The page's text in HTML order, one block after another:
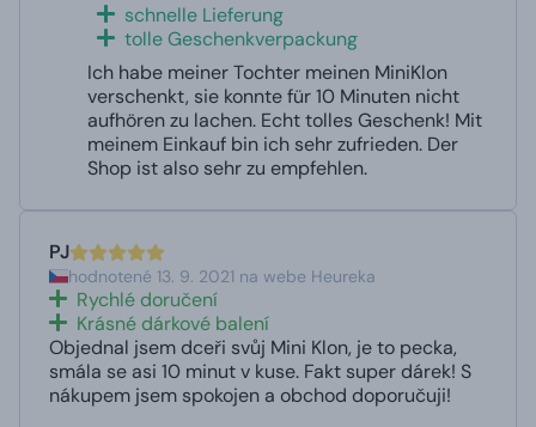
schnelle Lieferung
tolle Geschenkverpackung
Ich habe meiner Tochter meinen MiniKlon
verschenkt, sie konnte für 10 Minuten nicht
aufhören zu lachen. Echt tolles Geschenk! Mit
meinem Einkauf bin ich sehr zufrieden. Der
Shop ist also sehr zu empfehlen.
PJ
hodnotené 13. 9. 2021 na webe Heureka
Rychlé doručení
Krásné dárkové balení
Objednal jsem dceři svůj Mini Klon, je to pecka,
smála se asi 10 minut v kuse. Fakt super dárek! S
nákupem jsem spokojen a obchod doporučuji!